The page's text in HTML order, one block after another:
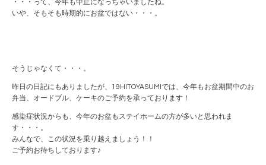
・・・って、今年も中止になっちゃいましたね。
いや、そもそも時期的にお盆ではない・・・。
そうじゃなくて・・・。
昨日の日記にもありましたが、19HITOYASUMIでは、今年もお盆期間中のお
弁当、オードブル、ケーキのご予約を承っております！
感染症状況からも、今年のお盆もステイホームの方が多いと思われま
す・・・。
みんなで、この状況を乗り越えましょう！！
ご予約お待ちしております♪